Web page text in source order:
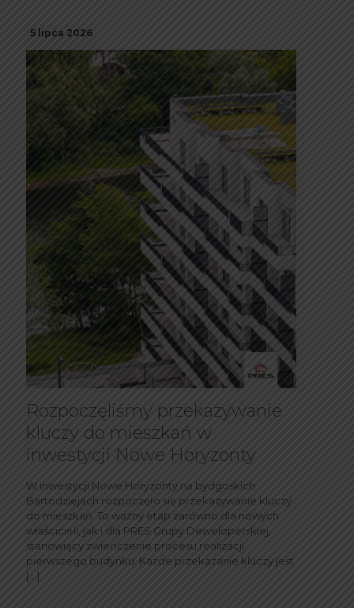
5 lipca 2026
Rozpoczęliśmy przekazywanie
kluczy do mieszkań w
inwestycji Nowe Horyzonty
W inwestycji Nowe Horyzonty na bydgoskich
Bartodziejach rozpoczęło się przekazywanie kluczy
do mieszkań. To ważny etap zarówno dla nowych
właścicieli, jak i dla PRES Grupy Deweloperskiej,
stanowiący zwieńczenie procesu realizacji
pierwszego budynku. Każde przekazanie kluczy jest
[…]